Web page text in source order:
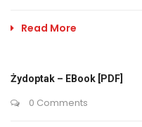
Read More
Żydoptak – EBook [PDF]
0 Comments